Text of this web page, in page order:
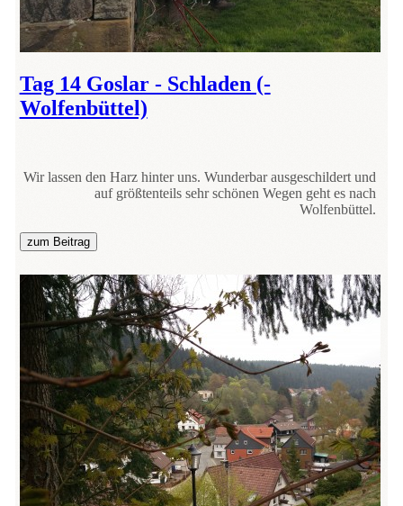
Tag 14 Goslar - Schladen (-
Wolfenbüttel)
Wir lassen den Harz hinter uns. Wunderbar ausgeschildert und
auf größtenteils sehr schönen Wegen geht es nach
Wolfenbüttel.
zum Beitrag